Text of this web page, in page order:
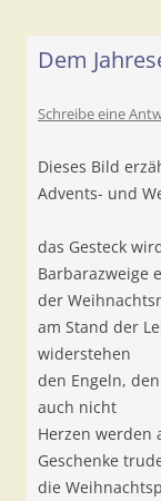
Dem
Schreibe eine
Dieses Bild
Advents- und
das Gesteck
Barbarazweige
der
am Stand der
widerstehen
den Engeln,
auch nicht
Herzen werden
Geschenke
die